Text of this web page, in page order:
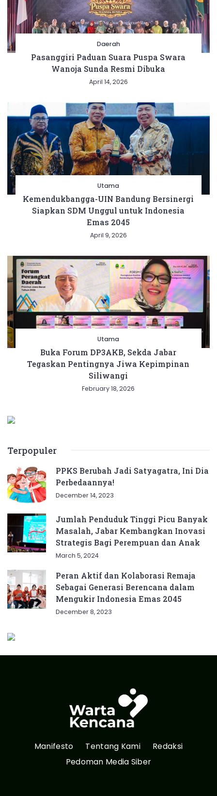
Daerah
Pasanggiri Paduan Suara Puspa Swara
Wanoja Sunda Resmi Dibuka
April 14, 2026
Utama
Kemendukbangga-UIN Bandung Bersinergi
Siapkan SDM Unggul untuk Indonesia
Emas 2045
April 9, 2026
Utama
Buka Forum DP3AKB, Sekda Jabar
Tegaskan Pentingnya Jiwa Kepimpinan
Siliwangi
February 18, 2026
Terpopuler
PPKS Berubah Jadi Satyagatra, Ini Dia
Perbedaannya!
December 14, 2023
Jumlah Penduduk Tinggi Picu Banyak
Masalah, Jabar Kembangkan Inovasi
Strategis Bagi Perempuan dan Anak
March 5, 2024
Peran Aktif dan Kolaborasi Remaja
Sebagai Generasi Berencana dalam
Mengukir Indonesia Emas 2045
December 8, 2023
Manifesto Tentang Kami
Redaksi
Pedoman Media Siber